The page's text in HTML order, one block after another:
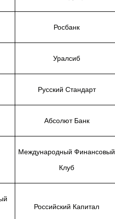
Росбанк
Уралсиб
Русский Стандарт
Абсолют Банк
Международный Финансовый
Клуб
Российский Капитал